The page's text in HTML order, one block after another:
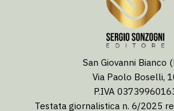
San Giovanni Bianco
Via Paolo Boselli,
P.IVA
Testata giornalistica n. 6/2025